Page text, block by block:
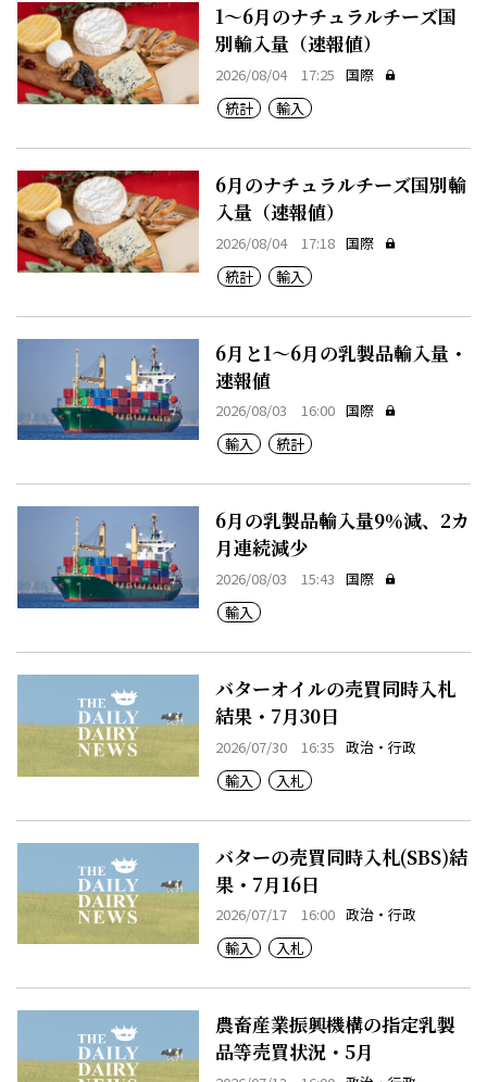
1～6月のナチュラルチーズ国
別輸入量（速報値）
2026/08/04 17:25 国際
統計
輸入
6月のナチュラルチーズ国別輸
入量（速報値）
2026/08/04 17:18 国際
統計
輸入
6月と1～6月の乳製品輸入量・
速報値
2026/08/03 16:00 国際
輸入
統計
6月の乳製品輸入量9％減、2カ
月連続減少
2026/08/03 15:43 国際
輸入
バターオイルの売買同時入札
結果・7月30日
2026/07/30 16:35 政治・行政
輸入
入札
バターの売買同時入札(SBS)結
果・7月16日
2026/07/17 16:00 政治・行政
輸入
入札
農畜産業振興機構の指定乳製
品等売買状況・5月